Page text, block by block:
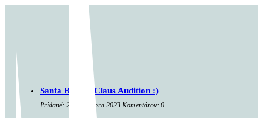
Santa Burpee Claus Audition :)
Pridané: 21. decembra 2023 Komentárov: 0